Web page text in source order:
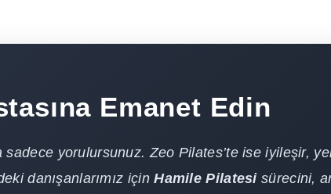
Emanet Edin
sadece yorulursunuz. Zeo Pilates’te ise iyileşir,
danışanlarımız içinHamile Pilatesisürecini,